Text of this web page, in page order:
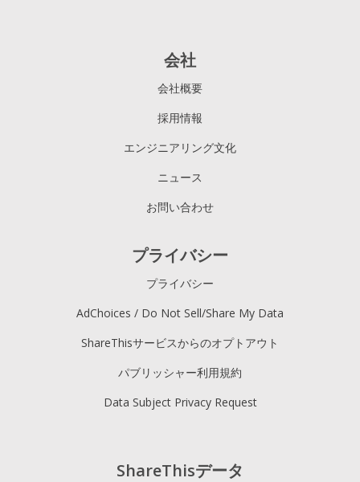
ShareThisデータ
会社
会社概要
採用情報
エンジニアリング文化
ニュース
お問い合わせ
プライバシー
プライバシー
AdChoices / Do Not Sell/Share My Data
ShareThisサービスからのオプトアウト
パブリッシャー利用規約
Data Subject Privacy Request